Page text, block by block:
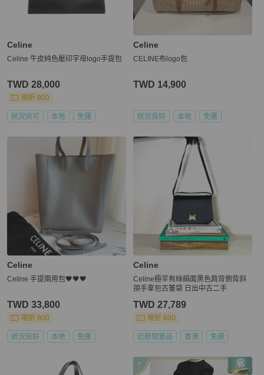
Celine
Celine 牛皮純色壓印字母logo手提包
TWD 28,000
現折 800
狀況尚可 本地 免運
Celine
CELINE布logo包
TWD 14,900
狀況良好 本地 免運
Celine
Celine 手提兩用包🖤🖤🖤
TWD 33,800
現折 800
狀況良好 本地 免運
Celine
Celine極罕有絲絹面黑色肩背側背斜
孭手拿包古董袋 日出中古二手
TWD 27,789
現折 800
近新閒置品 香港 免運